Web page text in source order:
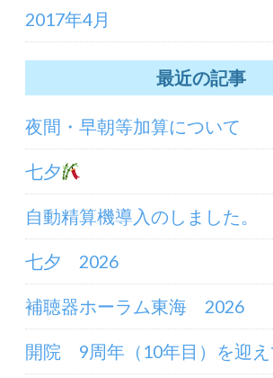
2017年4月
最近の記事
夜間・早朝等加算について
七夕
自動精算機導入のしました。
七夕 2026
補聴器ホーラム東海 2026
開院 9周年（10年目）を迎え